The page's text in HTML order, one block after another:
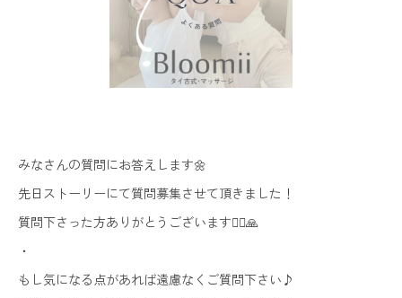
みなさんの質問にお答えします🌼
先日ストーリーにて質問募集させて頂きました！
質問下さった方ありがとうございます🙇‍♀️🙏
・
もし気になる点があれば遠慮なくご質問下さい♪